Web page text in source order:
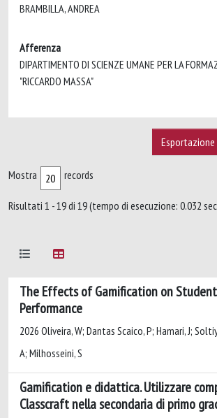
BRAMBILLA, ANDREA
Afferenza
DIPARTIMENTO DI SCIENZE UMANE PER LA
"RICCARDO MASSA"
Esportazione
Mostra records
Risultati 1 - 19 di 19 (tempo di esecuzione: 0.032
The Effects of Gamification on
Performance
2026 Oliveira, W; Dantas Scaico, P; Hamari, J;
A; Milhosseini, S
Gamification e didattica. Utilizzare
Classcraft nella secondaria di primo